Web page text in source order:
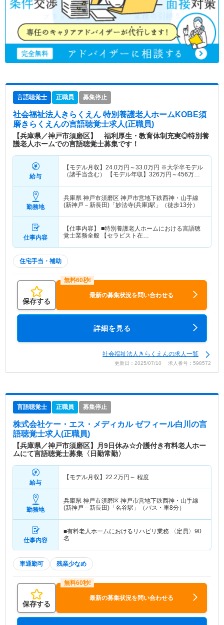
言語聴覚士 正職員 募集停止
社会福祉法人きらくえん 特別養護老人ホームKOBE須
磨きらくえんの言語聴覚士求人(正職員)
【兵庫県／神戸市須磨区】 福利厚生・教育体制充実◎特別養
護老人ホームでの言語聴覚士募集です！
給与
【モデル月収】 24.0万円～33.0万円 ※大学卒モデル
（諸手当含む） 【モデル年収】 326万円～456万円
勤務地
兵庫県 神戸市須磨区 神戸市営地下鉄西神・山手線
(新神戸－新長田)「妙法寺(兵庫)駅」（徒歩13分）
仕事内容
【仕事内容】 ■特別養護老人ホームにおける言語聴
覚士業務全般 【セラピスト在…
住宅手当・補助
保存する
最新の募集状況を問い合わせる
詳細を見る
社会福祉法人きらくえんの求人一覧
更新日：2025/07/10 求人番号：598572
言語聴覚士 正職員 募集停止
株式会社ケー・エス・メディカル ゼフィール白川 の言
語聴覚士求人(正職員)
【兵庫県／神戸市須磨区】月9日休み☆介護付き有料老人ホー
ムにて言語聴覚士募集〈日勤常勤〉
給与
【モデル月収】 22.2万円～ 程度
勤務地
兵庫県 神戸市須磨区 神戸市営地下鉄西神・山手線
(新神戸－新長田)「名谷駅」（バス・車8分）
仕事内容
■有料老人ホームにおけるリハビリ業務 〈定員〉90
名
車通勤可 残業少なめ
保存する
最新の募集状況を問い合わせる